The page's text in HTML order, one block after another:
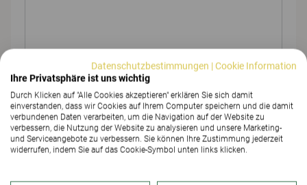
Ihre Angaben
VORNAME*
Datenschutzbestimmungen |Cookie Information
Ihre Privatsphäre ist uns wichtig
Durch Klicken auf "Alle Cookies akzeptieren" erklären Sie sich damit
einverstanden, dass wir Cookies auf Ihrem Computer speichern und die damit
verbundenen Daten verarbeiten, um die Navigation auf der Website zu
verbessern, die Nutzung der Website zu analysieren und unsere Marketing-
und Serviceangebote zu verbessern. Sie können Ihre Zustimmung jederzeit
widerrufen, indem Sie auf das Cookie-Symbol unten links klicken.